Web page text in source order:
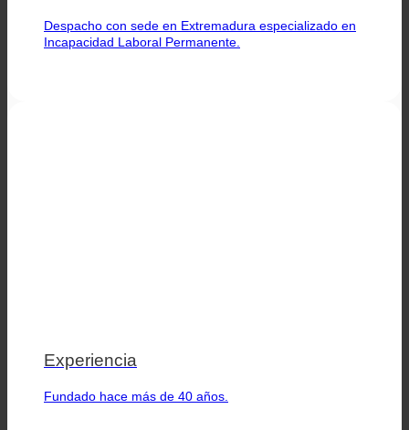
Despacho con sede en Extremadura especializado en
Incapacidad Laboral Permanente.
Experiencia
Fundado hace más de 40 años.